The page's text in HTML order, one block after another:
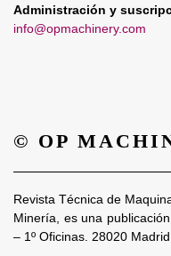
Administración y
info@opmachinery.com
© OP
Revista Técnica de
Minería, es una
– 1º Oficinas. 28020